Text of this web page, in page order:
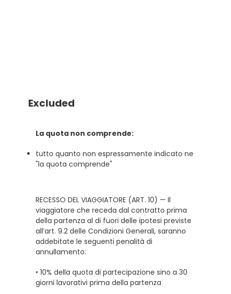
Excluded
La quota non comprende:
tutto quanto non espressamente indicato ne
"la quota comprende"
RECESSO DEL VIAGGIATORE (ART. 10) — Il
viaggiatore che receda dal contratto prima
della partenza al di fuori delle ipotesi previste
all’art. 9.2 delle Condizioni Generali, saranno
addebitate le seguenti penalità di
annullamento:
• 10% della quota di partecipazione sino a 30
giorni lavorativi prima della partenza